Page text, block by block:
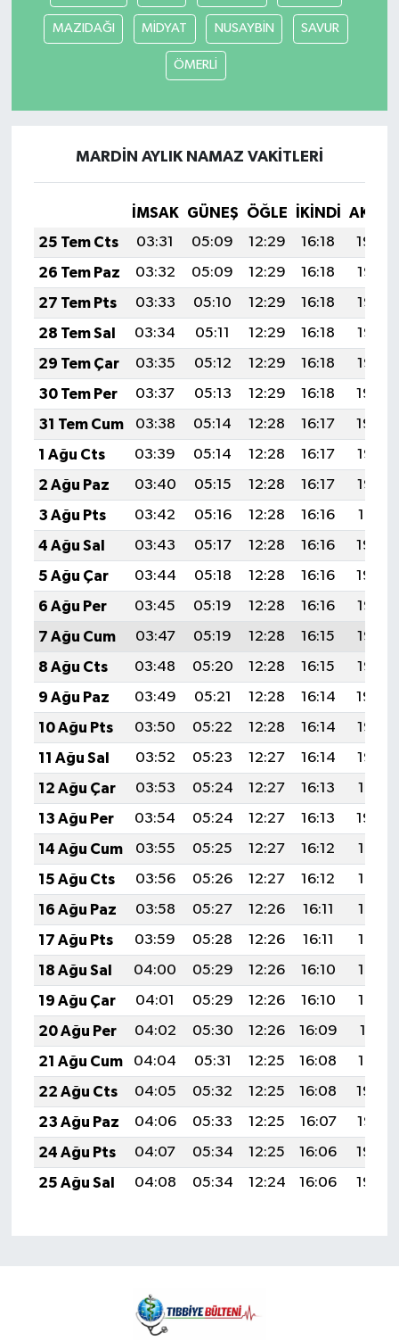
MAZIDAĞI MİDYAT NUSAYBİN SAVUR
ÖMERLİ
MARDİN AYLIK NAMAZ VAKITLERI
İMSAK GÜNEŞ ÖĞLE İKINDI
25 Tem Cts
03:31 05:09 12:29 16:18
19:39
26 Tem Paz
03:32 05:09 12:29 16:18
19:38
27 Tem Pts
03:33 05:10 12:29 16:18
19:37
28 Tem Sal
03:34 05:11 12:29 16:18
19:36
29 Tem Çar
03:35 05:12 12:29 16:18
19:35
30 Tem Per
03:37 05:13 12:29 16:18
19:34
31 Tem Cum
03:38 05:14 12:28 16:17
19:34
1 Ağu Cts
03:39 05:14 12:28 16:17
19:33
2 Ağu Paz
03:40 05:15 12:28 16:17
19:32
3 Ağu Pts
03:42 05:16 12:28 16:16
19:31
4 Ağu Sal
03:43 05:17 12:28 16:16
19:30
5 Ağu Çar
03:44 05:18 12:28 16:16
19:29
6 Ağu Per
03:45 05:19 12:28 16:16
19:28
7 Ağu Cum
03:47 05:19 12:28 16:15
19:27
8 Ağu Cts
03:48 05:20 12:28 16:15
19:25
9 Ağu Paz
03:49 05:21 12:28 16:14
19:24
10 Ağu Pts
03:50 05:22 12:28 16:14
19:23
11 Ağu Sal
03:52 05:23 12:27 16:14
19:22
12 Ağu Çar
03:53 05:24 12:27 16:13
19:21
13 Ağu Per
03:54 05:24 12:27 16:13
19:20
14 Ağu Cum
03:55 05:25 12:27 16:12
19:18
15 Ağu Cts
03:56 05:26 12:27 16:12
19:17
16 Ağu Paz
03:58 05:27 12:26 16:11
19:16
17 Ağu Pts
03:59 05:28 12:26 16:11
19:15
18 Ağu Sal
04:00 05:29 12:26 16:10
19:13
19 Ağu Çar
04:01 05:29 12:26 16:10
19:12
20 Ağu Per
04:02 05:30 12:26 16:09
19:11
21 Ağu Cum
04:04 05:31 12:25 16:08
19:10
22 Ağu Cts
04:05 05:32 12:25 16:08
19:08
23 Ağu Paz
04:06 05:33 12:25 16:07
19:07
24 Ağu Pts
04:07 05:34 12:25 16:06
19:06
25 Ağu Sal
04:08 05:34 12:24 16:06 19:04